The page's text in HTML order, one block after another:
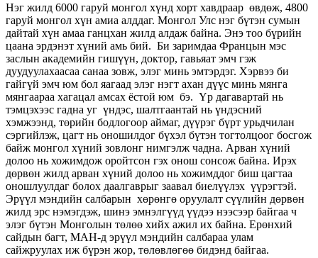
Нэг жилд 6000 гаруй монгол хүнд хорт хавдраар өвдөж, 4800
гаруй монгол хүн амиа алддаг. Монгол Улс нэг бүтэн сумын
дайтай хүн амаа ганцхан жилд алдаж байна. Энэ тоо бүрийн
цаана эрдэнэт хүний амь бий. Би заримдаа Францын мэс
заслын академийн гишүүн, доктор, гавьяат эмч гэж
дуудуулахаасаа санаа зовж, элэг минь эмтэрдэг. Хэрвээ би
гайгүй эмч юм бол яагаад элэг нэгт ахан дүүс минь мянга
мянгаараа хагацал амсах ёстой юм бэ. Үр дагавартай нь
тэмцэхээс гадна уг үндэс, шалтгаантай нь үндэсний
хэмжээнд, төрийн бодлогоор аймаг, дүүрэг бүрт урьдчилан
сэргийлэж, цагт нь оношилдог бүхэл бүтэн тогтолцоог босгож
байж монгол хүний зовлонг нимгэлж чадна. Арван хүний
долоо нь хожимдож оройтсон гэх онош сонсож байна. Ирэх
дөрвөн жилд арван хүний долоо нь хожимддог биш цагтаа
оношлуулдаг болох даалгаврыг заавал биелүүлэх үүрэгтэй.
Эрүүл мэндийн салбарын хөрөнгө оруулалт сүүлийн дөрвөн
жилд эрс нэмэгдэж, шинэ эмнэлгүүд үүдээ нээсээр байгаа ч
элэг бүтэн Монголын төлөө хийх ажил их байна. Ерөнхий
сайдын багт, МАН-д эрүүл мэндийн салбараа улам
сайжруулах иж бүрэн жор, төлөвлөгөө бидэнд байгаа.